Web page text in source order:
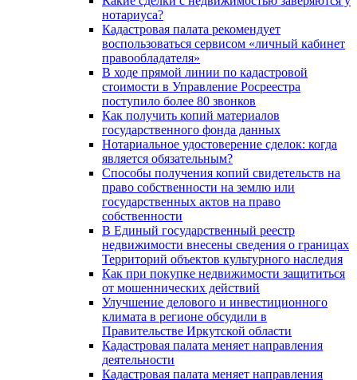
нотариуса?
Кадастровая палата рекомендует
воспользоваться сервисом «личный кабинет
правообладателя»
В ходе прямой линии по кадастровой
стоимости в Управление Росреестра
поступило более 80 звонков
Как получить копий материалов
государственного фонда данных
Нотариальное удостоверение сделок: когда
является обязательным?
Способы получения копий свидетельств на
право собственности на землю или
государственных актов на право
собственности
В Единый государственный реестр
недвижимости внесены сведения о границах
Территорий объектов культурного наследия
Как при покупке недвижимости защититься
от мошеннических действий
Улучшение делового и инвестиционного
климата в регионе обсудили в
Правительстве Иркутской области
Кадастровая палата меняет направления
деятельности
Кадастровая палата меняет направления